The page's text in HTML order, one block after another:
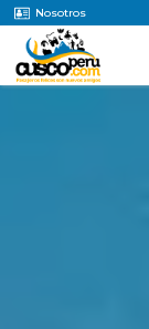
Nosotros